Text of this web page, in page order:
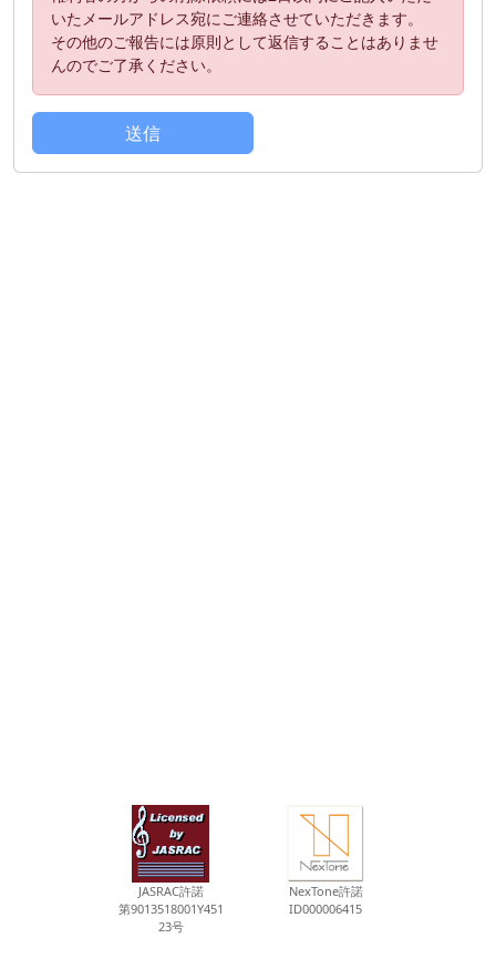
いたメールアドレス宛にご連絡させていただきます。
その他のご報告には原則として返信することはありませ
んのでご了承ください。
JASRAC許諾
第9013518001Y451
23号
NexTone許諾
ID000006415